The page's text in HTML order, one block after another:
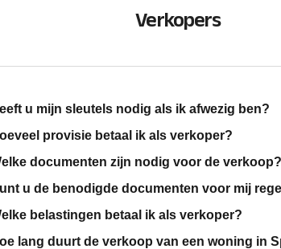
Verkopers
u mijn sleutels nodig als ik afwezig ben?
provisie betaal ik als verkoper?
documenten zijn nodig voor de verkoop?
u de benodigde documenten voor mij
belastingen betaal ik als verkoper?
lang duurt de verkoop van een woning in